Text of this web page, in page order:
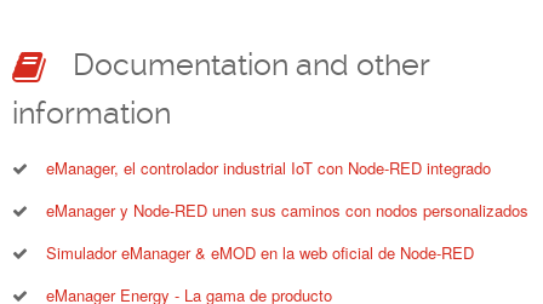
Documentation and other
information
eManager, el controlador industrial IoT con Node-RED integrado
eManager y Node-RED unen sus caminos con nodos personalizados
Simulador eManager & eMOD en la web oficial de Node-RED
eManager Energy - La gama de producto
ACCIÓ.